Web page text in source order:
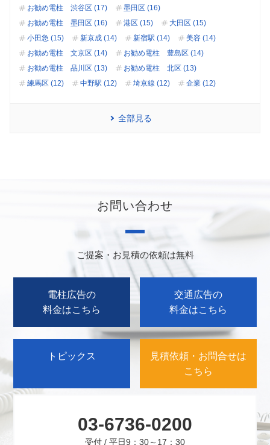
お勧め電柱 渋谷区 (17)
墨田区 (16)
お勧め電柱 墨田区 (16)
港区 (15)
大田区 (15)
小田急 (15)
新京成 (14) 新宿駅 (14)
美容 (14)
お勧め電柱 文京区 (14)
お勧め電柱 豊島区 (14)
お勧め電柱 品川区 (13)
お勧め電柱 北区 (13)
練馬区 (12)
中野駅 (12) 埼京線 (12) 企業 (12)
全部見る
お問い合わせ
ご提案・お見積の依頼は無料
電柱広告の
料金はこちら
交通広告の
料金はこちら
トピックス
見積依頼・お問合せは
こちら
03-6736-0200
受付 / 平日9：30～17：30